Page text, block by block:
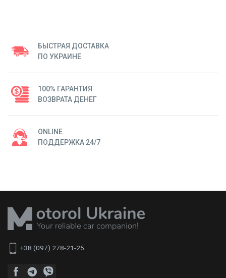
БЫСТРАЯ ДОСТАВКА
ПО УКРАИНЕ
100% ГАРАНТИЯ
ВОЗВРАТА ДЕНЕГ
ONLINE
ПОДДЕРЖКА 24/7
+38 (097) 278-21-25